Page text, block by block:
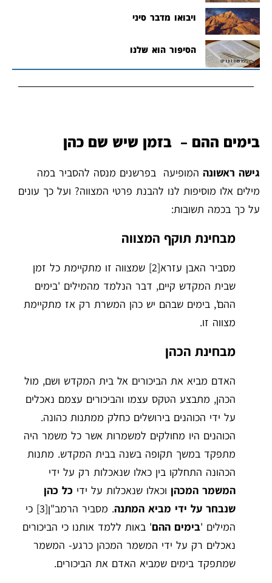
ויבואו מדבר סיני
הסיפור הוא שלנו
בימים ההם – בזמן שיש שם כהן
גישה ראשונה המופיעה בפרשנים מנסה להסביר במה
מילים אלו מוסיפות לנו להבנת פרטי המצווה? ועל כך עונים
על כך בכמה תשובות:
מבחינת תוקף המצווה
מסביר האבן עזרא[2]
שמצווה זו מתקיימת כל זמן
שבית המקדש קיים, דבר הנלמד מהמילים 'בימים
ההם', בימים שבהם יש כהן המשרת רק אז מתקיימת
מצווה זו.
מבחינת הכהן
האדם מביא את הביכורים אל בית המקדש ושם, מול
הכהן, מתבצע הטקס עצמו והביכורים עצמם נאכלים
על ידי הכוהנים בירושלים כחלק ממתנות כהונה.
הכוהנים היו מחולקים למשמרות אשר כל משמר היה
מתפקד במשך תקופה בשנה בבית המקדש. מתנות
הכהונה התחלקו בין כאלו שנאכלות רק על ידי
המשמר המכהן וכאלו שנאכלות על ידי כל כהן
שנבחר על ידי מביא המתנה. מסביר הרמב"ן[3]
כי
המילים 'בימים ההם' באות ללמד אותנו כי הביכורים
נאכלים רק על ידי המשמר המכהן כרגע- המשמר
שמתפקד בימים שמביא האדם את הביכורים.